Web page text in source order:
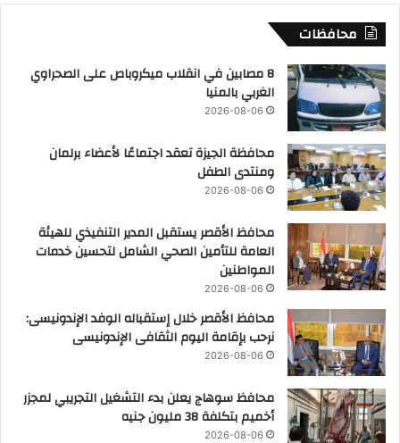
محافظات
8 مصابين في انقلاب ميكروباص على الصحراوي
الغربي بالمنيا
2026-08-06
محافظة الجيزة تعقد اجتماعًا لأعضاء برلمان
ومنتدى الطفل
2026-08-06
محافظ الأقصر يستقبل المدير التنفيذي للهيئة
العامة للتأمين الصحي الشامل لتحسين خدمات
المواطنين
2026-08-06
محافظ الأقصر خلال إستقباله الوفد الإندونيسى:
نرحب بإقامة اليوم الثقافى الإندونيسى
2026-08-06
محافظ سوهاج يعلن بدء التشغيل التجريبي لمجزر
أخميم بتكلفة 38 مليون جنيه
2026-08-06